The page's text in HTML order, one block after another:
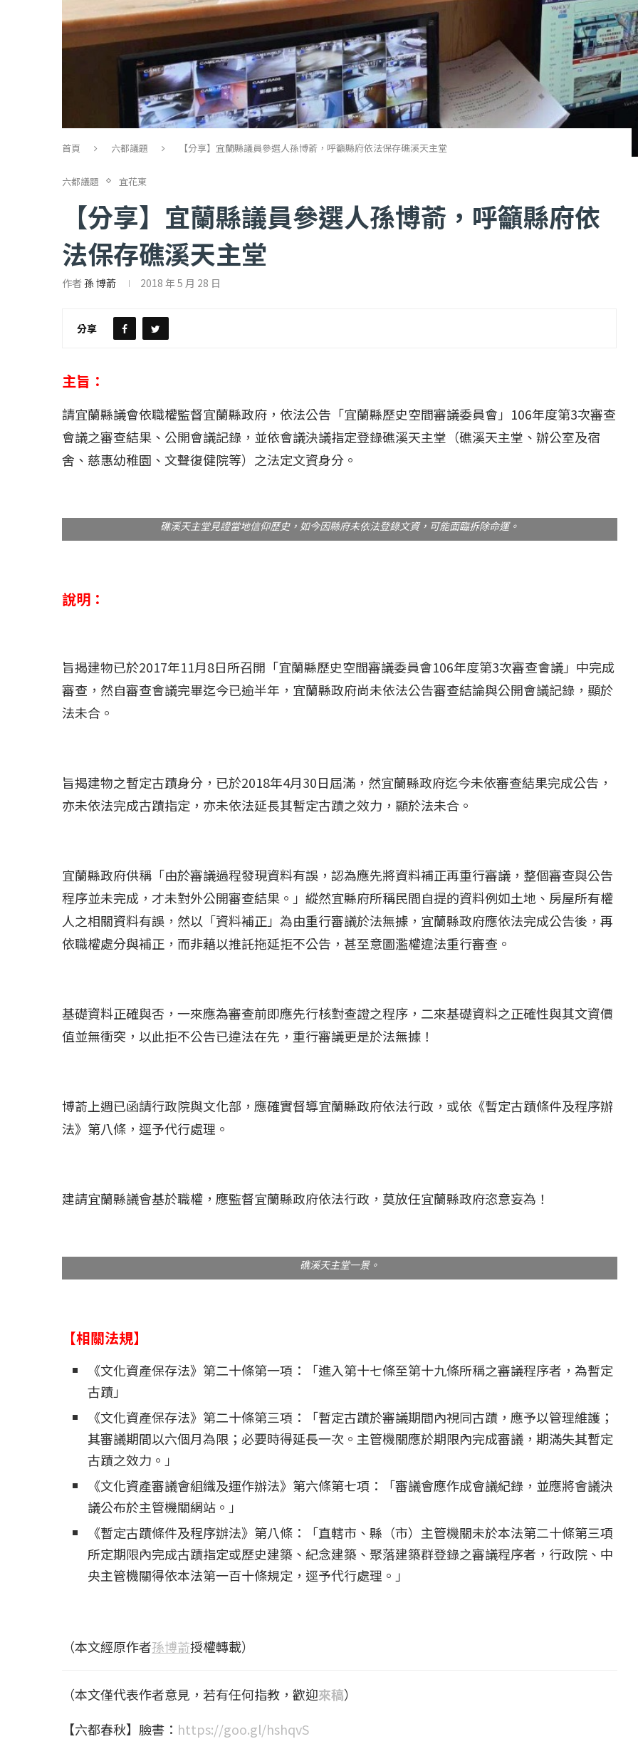
首頁 六都議題 【分享】宜蘭縣議員參選人孫博萮，呼籲縣府依法保存礁溪天主堂
六都議題 宜花東
【分享】宜蘭縣議員參選人孫博萮，呼籲縣府依
法保存礁溪天主堂
作者 孫 博萮 2018 年 5 月 28 日
分享
主旨：
請宜蘭縣議會依職權監督宜蘭縣政府，依法公告「宜蘭縣歷史空間審議委員會」106年度第3次審查
會議之審查結果、公開會議記錄，並依會議決議指定登錄礁溪天主堂（礁溪天主堂、辦公室及宿
舍、慈惠幼稚園、文聲復健院等）之法定文資身分。
礁溪天主堂見證當地信仰歷史，如今因縣府未依法登錄文資，可能面臨拆除命運。
說明：
旨揭建物已於2017年11月8日所召開「宜蘭縣歷史空間審議委員會106年度第3次審查會議」中完成
審查，然自審查會議完畢迄今已逾半年，宜蘭縣政府尚未依法公告審查結論與公開會議記錄，顯於
法未合。
旨揭建物之暫定古蹟身分，已於2018年4月30日屆滿，然宜蘭縣政府迄今未依審查結果完成公告，
亦未依法完成古蹟指定，亦未依法延長其暫定古蹟之效力，顯於法未合。
宜蘭縣政府供稱「由於審議過程發現資料有誤，認為應先將資料補正再重行審議，整個審查與公告
程序並未完成，才未對外公開審查結果。」縱然宜縣府所稱民間自提的資料例如土地、房屋所有權
人之相關資料有誤，然以「資料補正」為由重行審議於法無據，宜蘭縣政府應依法完成公告後，再
依職權處分與補正，而非藉以推託拖延拒不公告，甚至意圖濫權違法重行審查。
基礎資料正確與否，一來應為審查前即應先行核對查證之程序，二來基礎資料之正確性與其文資價
值並無衝突，以此拒不公告已違法在先，重行審議更是於法無據！
博萮上週已函請行政院與文化部，應確實督導宜蘭縣政府依法行政，或依《暫定古蹟條件及程序辦
法》第八條，逕予代行處理。
建請宜蘭縣議會基於職權，應監督宜蘭縣政府依法行政，莫放任宜蘭縣政府恣意妄為！
礁溪天主堂一景。
【相關法規】
《文化資產保存法》第二十條第一項：「進入第十七條至第十九條所稱之審議程序者，為暫定
古蹟」
《文化資產保存法》第二十條第三項：「暫定古蹟於審議期間內視同古蹟，應予以管理維護；
其審議期間以六個月為限；必要時得延長一次。主管機關應於期限內完成審議，期滿失其暫定
古蹟之效力。」
《文化資產審議會組織及運作辦法》第六條第七項：「審議會應作成會議紀錄，並應將會議決
議公布於主管機關網站。」
《暫定古蹟條件及程序辦法》第八條：「直轄市、縣（市）主管機關未於本法第二十條第三項
所定期限內完成古蹟指定或歷史建築、紀念建築、聚落建築群登錄之審議程序者，行政院、中
央主管機關得依本法第一百十條規定，逕予代行處理。」
（本文經原作者孫博萮授權轉載）
（本文僅代表作者意見，若有任何指教，歡迎來稿）
【六都春秋】臉書： https://goo.gl/hshqvS
島雷克雅內斯火... 哈馬斯引爆遠超4...